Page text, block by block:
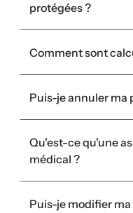
protégées ?
Comment sont
Puis-je annuler ma
Qu'est-ce qu'une
médical ?
Puis-je modifier